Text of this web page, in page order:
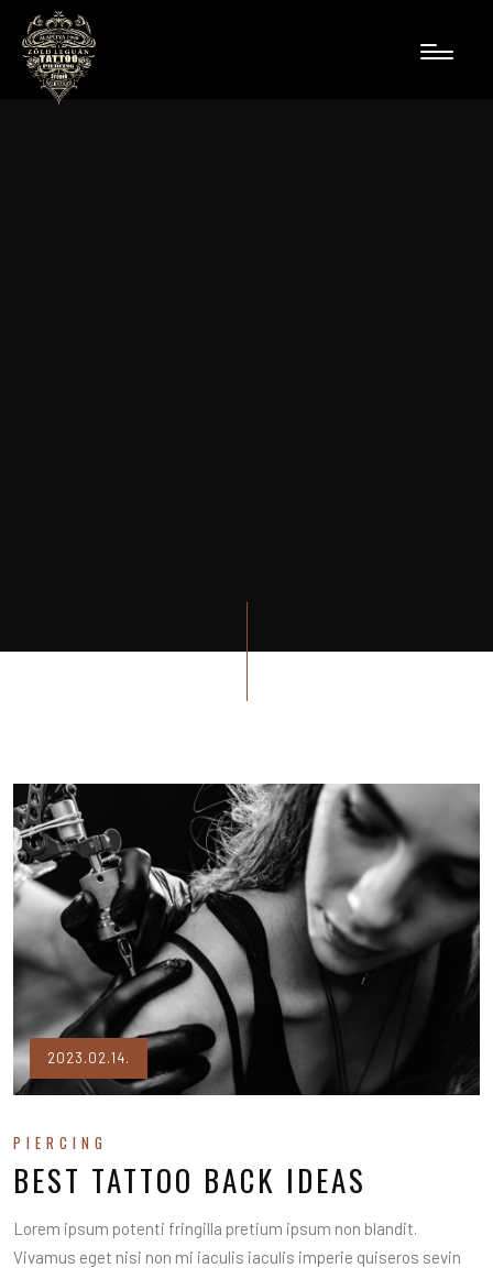
2023.02.14.
PIERCING
BEST TATTOO BACK IDEAS
Lorem ipsum potenti fringilla pretium ipsum non blandit.
Vivamus eget nisi non mi iaculis iaculis imperie quiseros sevin